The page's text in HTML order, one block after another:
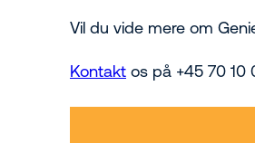
Vil du vide mere om
Kontakt os på +45 70 10